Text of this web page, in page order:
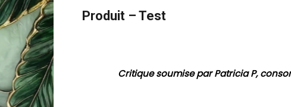
Produit – Test
Critique soumise par Patricia P,